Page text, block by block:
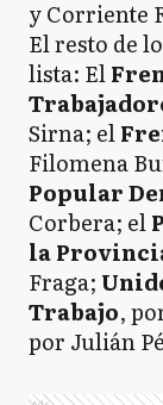
y Corriente
El resto de
lista: El
Sirna; el
Filomena
Popular
Corbera; el
la
Fraga;
Trabajo,
por Julián